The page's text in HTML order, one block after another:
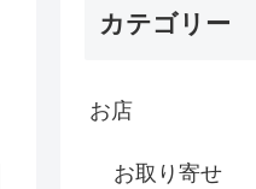
カテゴリー
お店
お取り寄せ